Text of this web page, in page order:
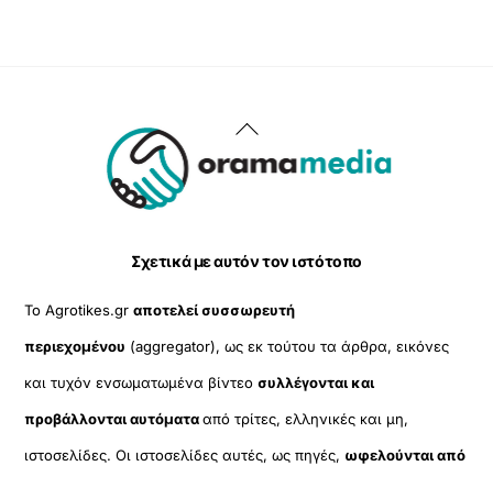
Back
To
Σχετικά με αυτόν τον ιστότοπο
Το Agrotikes.grαποτελεί συσσωρευτή
περιεχομένου (aggregator), ως εκ τούτου τα άρθρα, εικόνες
και τυχόν ενσωματωμένα βίντεοσυλλέγονται και
προβάλλονται αυτόματααπό τρίτες, ελληνικές και μη,
ιστοσελίδες. Οι ιστοσελίδες αυτές, ως πηγές, ωφελούνται από